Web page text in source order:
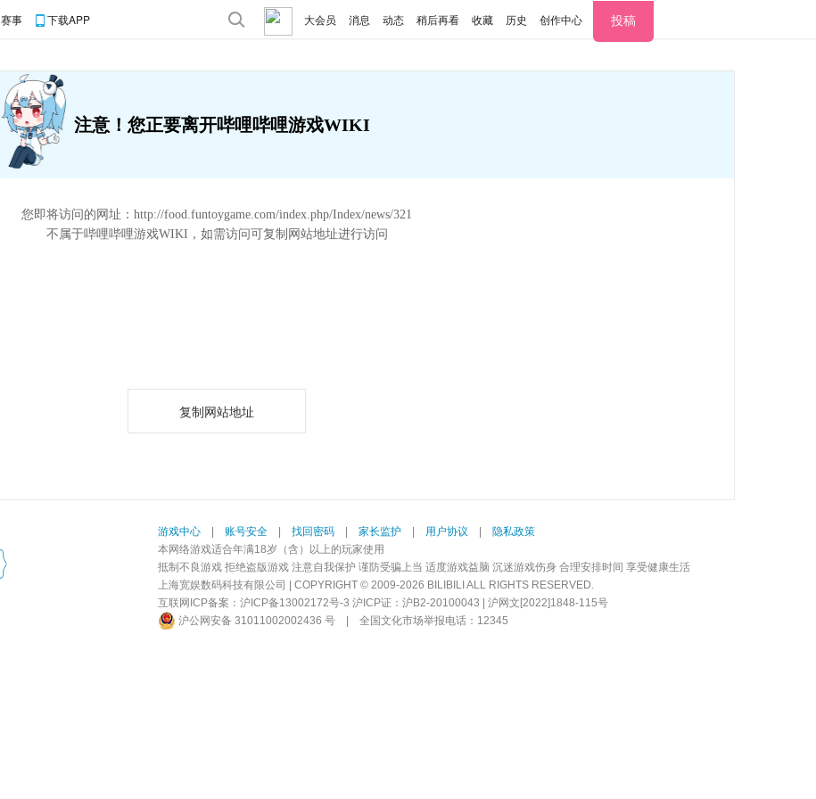
赛事 下载APP 大会员 消息 动态 稍后再看 收藏 历史 创作中心 投稿
注意！您正要离开哔哩哔哩游戏WIKI
您即将访问的网址： http://food.funtoygame.com/index.php/Index/news/321
不属于哔哩哔哩游戏WIKI，如需访问可复制网站地址进行访问
复制网站地址
游戏中心 账号安全 找回密码 家长监护 用户协议
隐私政策
本网络游戏适合年满18岁（含）以上的玩家使用
抵制不良游戏 拒绝盗版游戏 注意自我保护 谨防受骗上当 适度游戏益脑 沉迷游戏伤身 合理安排时间 享受健康生活
上海宽娱数码科技有限公司 | COPYRIGHT © 2009-2026 BILIBILI ALL RIGHTS RESERVED.
互联网ICP备案： 沪ICP备13002172号-3 沪ICP证：沪B2-20100043 | 沪网文[2022]1848-115号
沪公网安备 31011002002436 号
全国文化市场举报电话：12345